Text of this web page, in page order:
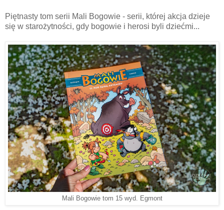
Piętnasty tom serii Mali Bogowie - serii, której akcja dzieje
się w starożytności, gdy bogowie i herosi byli dziećmi...
Mali Bogowie tom 15 wyd. Egmont